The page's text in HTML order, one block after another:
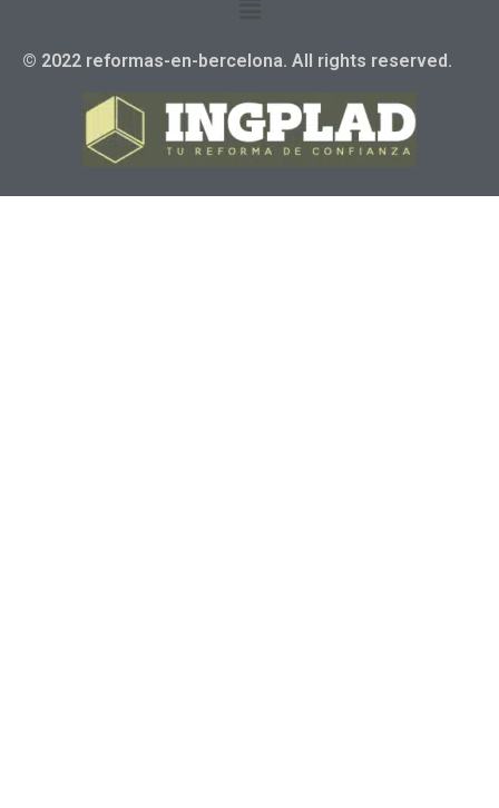
© 2022 reformas-en-bercelona. All rights reserved.